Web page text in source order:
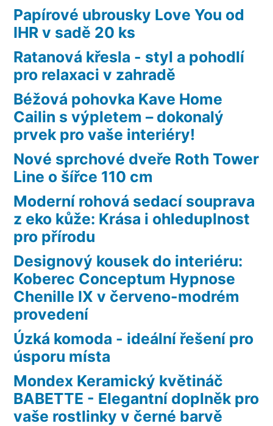
Papírové ubrousky Love You od
IHR v sadě 20 ks
Ratanová křesla - styl a pohodlí
pro relaxaci v zahradě
Béžová pohovka Kave Home
Cailin s výpletem – dokonalý
prvek pro vaše interiéry!
Nové sprchové dveře Roth Tower
Line o šířce 110 cm
Moderní rohová sedací souprava
z eko kůže: Krása i ohleduplnost
pro přírodu
Designový kousek do interiéru:
Koberec Conceptum Hypnose
Chenille IX v červeno-modrém
provedení
Úzká komoda - ideální řešení pro
úsporu místa
Mondex Keramický květináč
BABETTE - Elegantní doplněk pro
vaše rostlinky v černé barvě